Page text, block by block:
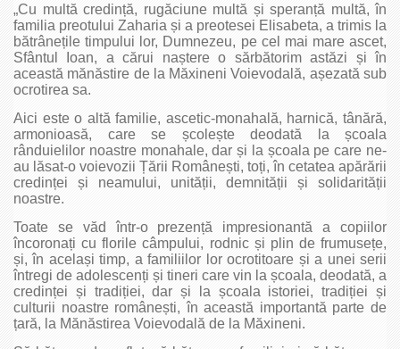
„Cu multă credință, rugăciune multă și speranță multă, în
familia preotului Zaharia și a preotesei Elisabeta, a trimis la
bătrânețile timpului lor, Dumnezeu, pe cel mai mare ascet,
Sfântul Ioan, a cărui naștere o sărbătorim astăzi și în
această mănăstire de la Măxineni Voievodală, așezată sub
ocrotirea sa.
Aici este o altă familie, ascetic-monahală, harnică, tânără,
armonioasă, care se școlește deodată la școala
rânduielilor noastre monahale, dar și la școala pe care ne-
au lăsat-o voievozii Țării Românești, toți, în cetatea apărării
credinței și neamului, unității, demnității și solidarității
noastre.
Toate se văd într-o prezență impresionantă a copiilor
încoronați cu florile câmpului, rodnic și plin de frumusețe,
și, în același timp, a familiilor lor ocrotitoare și a unei serii
întregi de adolescenți și tineri care vin la școala, deodată, a
credinței și tradiției, dar și la școala istoriei, tradiției și
culturii noastre românești, în această importantă parte de
țară, la Mănăstirea Voievodală de la Măxineni.